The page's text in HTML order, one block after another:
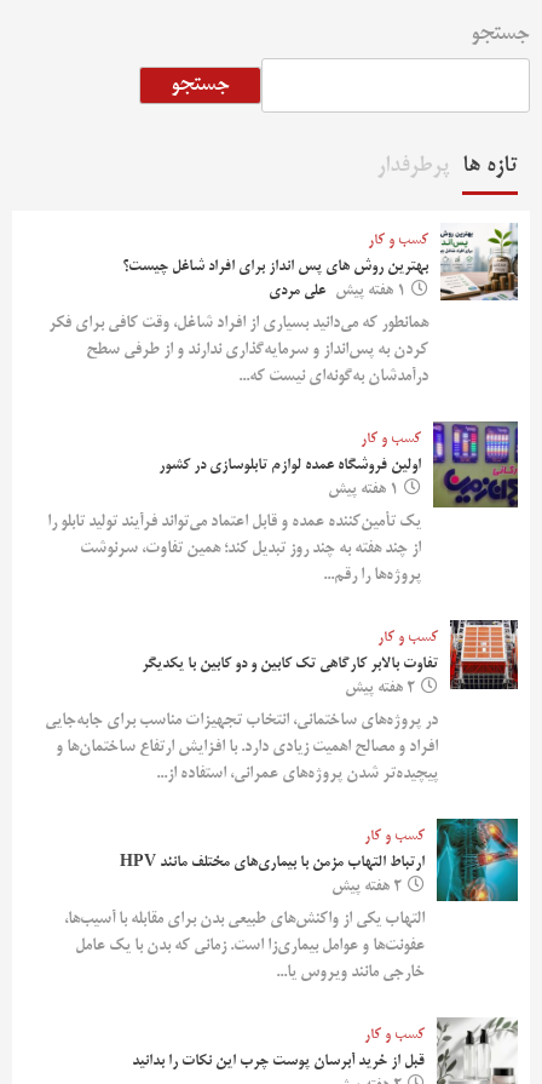
جستجو
جستجو
تازه ها پرطرفدار
کسب و کار
بهترین روش‌ های پس‌ انداز برای افراد شاغل چیست؟
1 هفته پیش
علی مردی
همانطور که می‌دانید بسیاری از افراد شاغل، وقت کافی برای فکر
کردن به پس‌انداز و سرمایه‌گذاری ندارند و از طرفی سطح
درآمدشان به‌گونه‌ای نیست که...
کسب و کار
اولین فروشگاه عمده لوازم تابلوسازی در کشور
1 هفته پیش
یک تأمین‌کننده عمده و قابل اعتماد می‌تواند فرآیند تولید تابلو را
از چند هفته به چند روز تبدیل کند؛ همین تفاوت، سرنوشت
پروژه‌ها را رقم...
کسب و کار
تفاوت بالابر کارگاهی تک کابین و دو کابین با یکدیگر
2 هفته پیش
در پروژه‌های ساختمانی، انتخاب تجهیزات مناسب برای جابه‌جایی
افراد و مصالح اهمیت زیادی دارد. با افزایش ارتفاع ساختمان‌ها و
پیچیده‌تر شدن پروژه‌های عمرانی، استفاده از...
کسب و کار
ارتباط التهاب مزمن با بیماری‌های مختلف مانند HPV
2 هفته پیش
التهاب یکی از واکنش‌های طبیعی بدن برای مقابله با آسیب‌ها،
عفونت‌ها و عوامل بیماری‌زا است. زمانی که بدن با یک عامل
خارجی مانند ویروس یا...
کسب و کار
قبل از خرید آبرسان پوست چرب این نکات را بدانید